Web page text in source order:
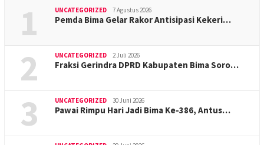
1 UNCATEGORIZED 7 Agustus 2026
Pemda Bima Gelar Rakor Antisipasi Kekeri…
2 UNCATEGORIZED 2 Juli 2026
Fraksi Gerindra DPRD Kabupaten Bima Soro…
3 UNCATEGORIZED 30 Juni 2026
Pawai Rimpu Hari Jadi Bima Ke-386, Antus…